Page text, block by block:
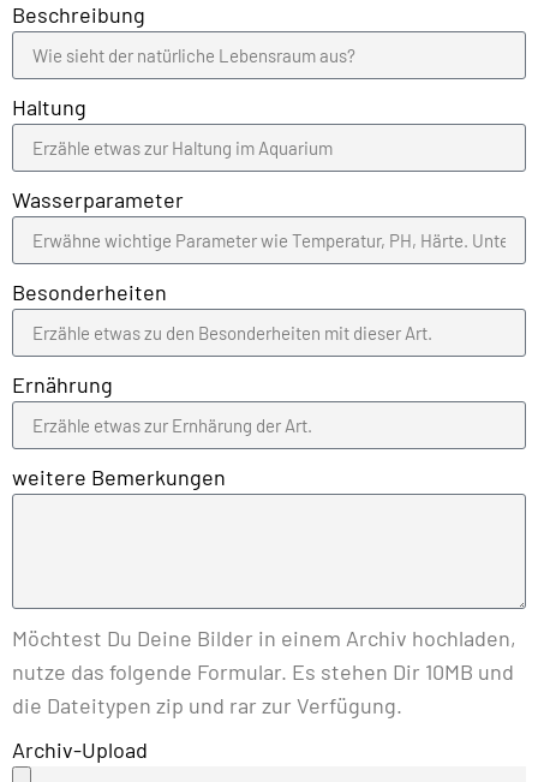
Beschreibung
Haltung
Wasserparameter
Besonderheiten
Ernährung
weitere Bemerkungen
Möchtest Du Deine Bilder in einem Archiv hochladen,
nutze das folgende Formular. Es stehen Dir 10MB und
die Dateitypen zip und rar zur Verfügung.
Archiv-Upload